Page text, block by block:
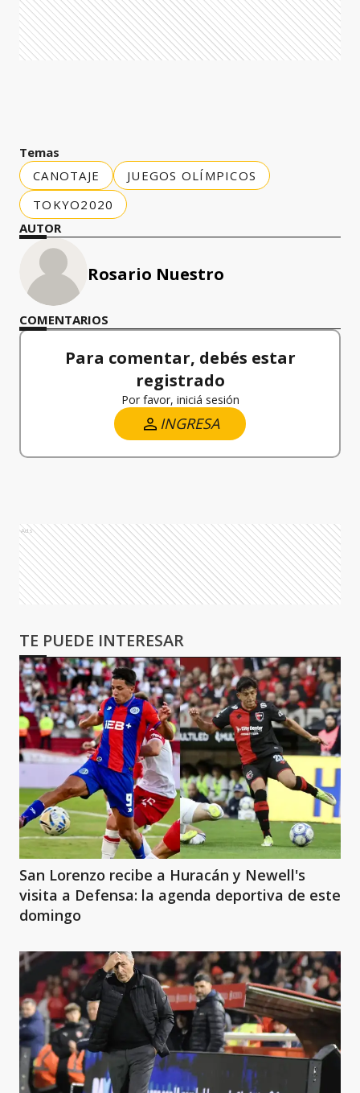
Temas
CANOTAJE
JUEGOS OLÍMPICOS
TOKYO2020
AUTOR
Rosario Nuestro
COMENTARIOS
Para comentar, debés estar
registrado
Por favor, iniciá sesión
INGRESA
Ads
TE PUEDE INTERESAR
San Lorenzo recibe a Huracán y Newell's
visita a Defensa: la agenda deportiva de este
domingo